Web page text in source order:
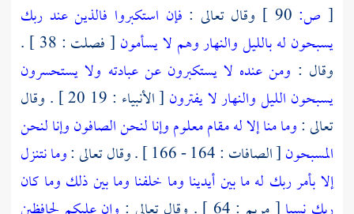
[ ص: وقال تعالى : فإن استكبروا فالذين عند ربك
يسبحون له بالليل والنهار وهم لا يسأمون
[ فصلت : 38 ] .
وقال : ومن عنده لا يستكبرون عن عبادته ولا يستحسرون
يسبحون الليل والنهار لا يفترون
[ الأنبياء : 19 20 ] . وقال
تعالى :وما منا إلا له مقام معلوم وإنا لنحن الصافون وإنا لنحن
المسبحون[ الصافات : 164 - 166 ] . وقال تعالى :
وما نتنزل
إلا بأمر ربك له ما بين أيدينا وما خلفنا وما بين ذلك وما كان